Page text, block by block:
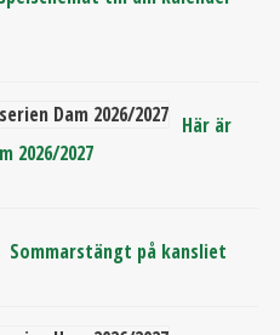
Här är
2026/2027
Sommarstängt på kansliet